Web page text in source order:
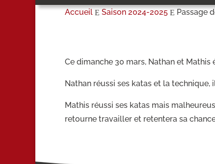
Accueil E Saison 2024-2025 E Passage
Ce dimanche 30 mars, Nathan et
Nathan réussi ses katas et la technique,
Mathis réussi ses katas mais
retourne travailler et retentera sa